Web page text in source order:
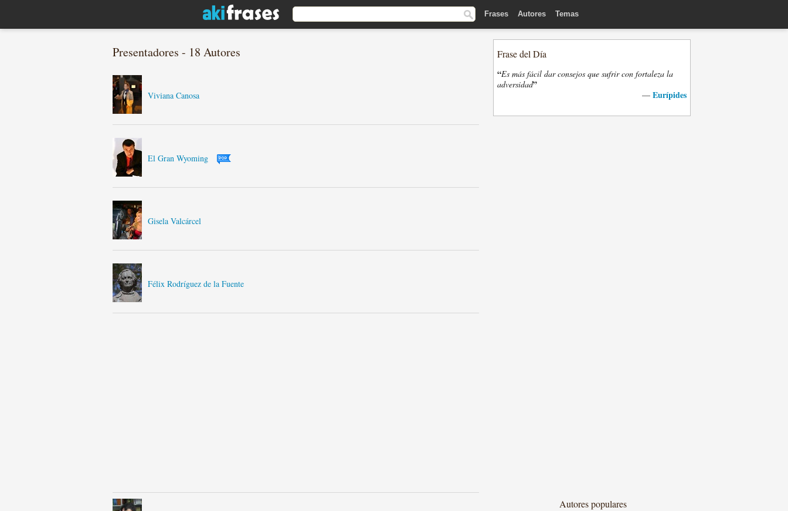
Frases Autores Temas
Presentadores - 18 Autores
Viviana Canosa
El Gran Wyoming
Gisela Valcárcel
Félix Rodríguez de la Fuente
Frase del Día
“Es más fácil dar consejos que sufrir con fortaleza la
adversidad”
— Eurípides
Autores populares